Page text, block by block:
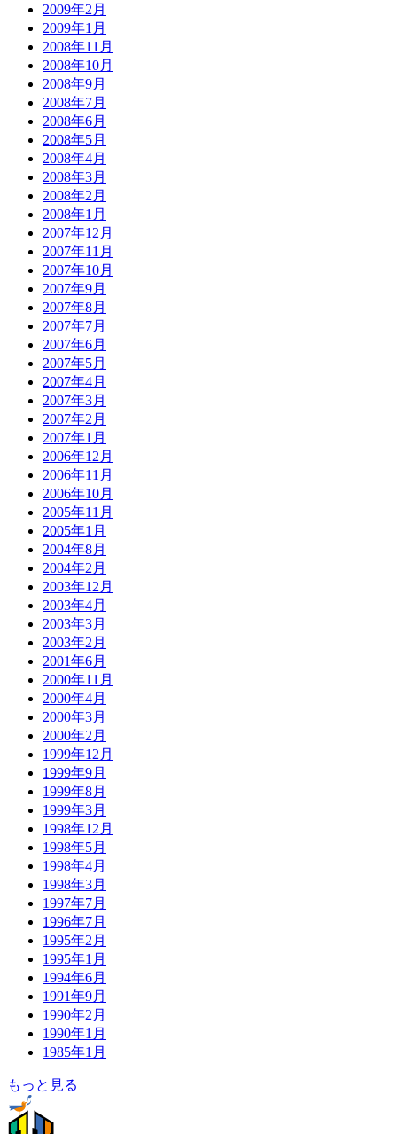
2009年2月
2009年1月
2008年11月
2008年10月
2008年9月
2008年7月
2008年6月
2008年5月
2008年4月
2008年3月
2008年2月
2008年1月
2007年12月
2007年11月
2007年10月
2007年9月
2007年8月
2007年7月
2007年6月
2007年5月
2007年4月
2007年3月
2007年2月
2007年1月
2006年12月
2006年11月
2006年10月
2005年11月
2005年1月
2004年8月
2004年2月
2003年12月
2003年4月
2003年3月
2003年2月
2001年6月
2000年11月
2000年4月
2000年3月
2000年2月
1999年12月
1999年9月
1999年8月
1999年3月
1998年12月
1998年5月
1998年4月
1998年3月
1997年7月
1996年7月
1995年2月
1995年1月
1994年6月
1991年9月
1990年2月
1990年1月
1985年1月
もっと見る